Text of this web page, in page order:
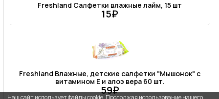
Freshland Салфетки влажные лайм, 15 шт
15₽
Freshland Влажные, детские салфетки "Мышонок" с
витамином Е и алоэ вера 60 шт.
59₽
Наш сайт использует файлы cookie. Продолжая использование нашего